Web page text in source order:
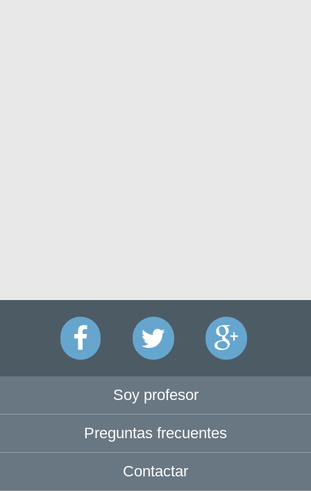
Soy profesor
Preguntas frecuentes
Contactar